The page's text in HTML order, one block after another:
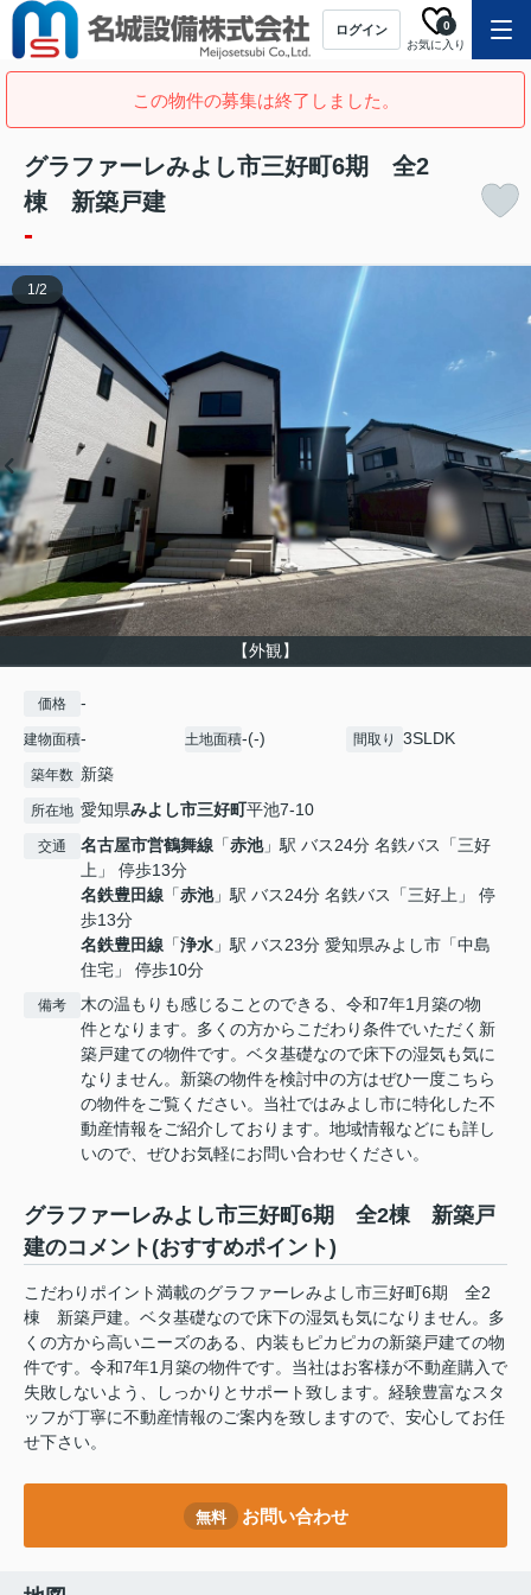
ログイン
お気に入り
0
この物件の募集は終了しました。
グラファーレみよし市三好町6期 全2
棟 新築戸建
-
【外観】
1/2
価格 -
建物面積- 土地面積-(-) 間取り 3SLDK
築年数 新築
所在地 愛知県みよし市三好町平池7-10
交通 名古屋市営鶴舞線 「赤池」駅 バス24分 名鉄バス「三好
上」 停歩13分
名鉄豊田線 「赤池」駅 バス24分 名鉄バス「三好上」 停
歩13分
名鉄豊田線 「浄水 」駅 バス23分 愛知県みよし市「中島
住宅」 停歩10分
備考
木の温もりも感じることのできる、令和7年1月築の物
件となります。多くの方からこだわり条件でいただく新
築戸建ての物件です。ベタ基礎なので床下の湿気も気に
なりません。新築の物件を検討中の方はぜひ一度こちら
の物件をご覧ください。当社ではみよし市に特化した不
動産情報をご紹介しております。地域情報などにも詳し
いので、ぜひお気軽にお問い合わせください。
グラファーレみよし市三好町6期 全2棟 新築戸
建のコメント(おすすめポイント)
こだわりポイント満載のグラファーレみよし市三好町6期 全2
棟 新築戸建。ベタ基礎なので床下の湿気も気になりません。多
くの方から高いニーズのある、内装もピカピカの新築戸建ての物
件です。令和7年1月築の物件です。当社はお客様が不動産購入で
失敗しないよう、しっかりとサポート致します。経験豊富なスタ
ッフが丁寧に不動産情報のご案内を致しますので、安心してお任
せ下さい。
無料 お問い合わせ